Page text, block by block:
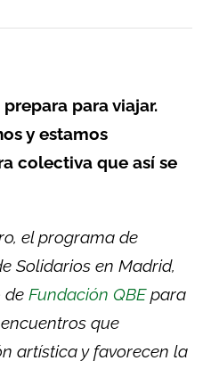
para viajar.
y estamos
colectiva que así se
el programa de
Solidarios en Madrid,
de Fundación QBEpara
que
artística y favorecen la